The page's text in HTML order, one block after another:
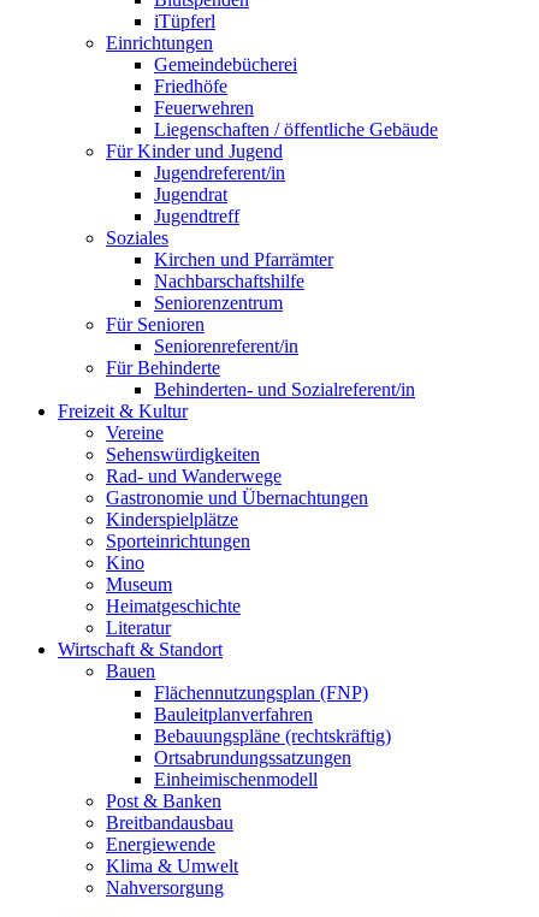
iTüpferl
Einrichtungen
Gemeindebücherei
Friedhöfe
Feuerwehren
Liegenschaften / öffentliche Gebäude
Für Kinder und Jugend
Jugendreferent/in
Jugendrat
Jugendtreff
Soziales
Kirchen und Pfarrämter
Nachbarschaftshilfe
Seniorenzentrum
Für Senioren
Seniorenreferent/in
Für Behinderte
Behinderten- und Sozialreferent/in
Freizeit & Kultur
Vereine
Sehenswürdigkeiten
Rad- und Wanderwege
Gastronomie und Übernachtungen
Kinderspielplätze
Sporteinrichtungen
Kino
Museum
Heimatgeschichte
Literatur
Wirtschaft & Standort
Bauen
Flächennutzungsplan (FNP)
Bauleitplanverfahren
Bebauungspläne (rechtskräftig)
Ortsabrundungssatzungen
Einheimischenmodell
Post & Banken
Breitbandausbau
Energiewende
Klima & Umwelt
Nahversorgung